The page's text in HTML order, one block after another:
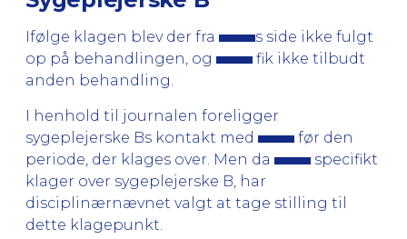
Ifølge klagen blev der fra
s side ikke fulgt
op på behandlingen, og
fik ikke tilbudt
anden behandling.
I henhold til journalen foreligger
sygeplejerske Bs kontakt med
før den
periode, der klages over. Men da
specifikt
klager over sygeplejerske B, har
disciplinærnævnet valgt at tage stilling til
dette klagepunkt.